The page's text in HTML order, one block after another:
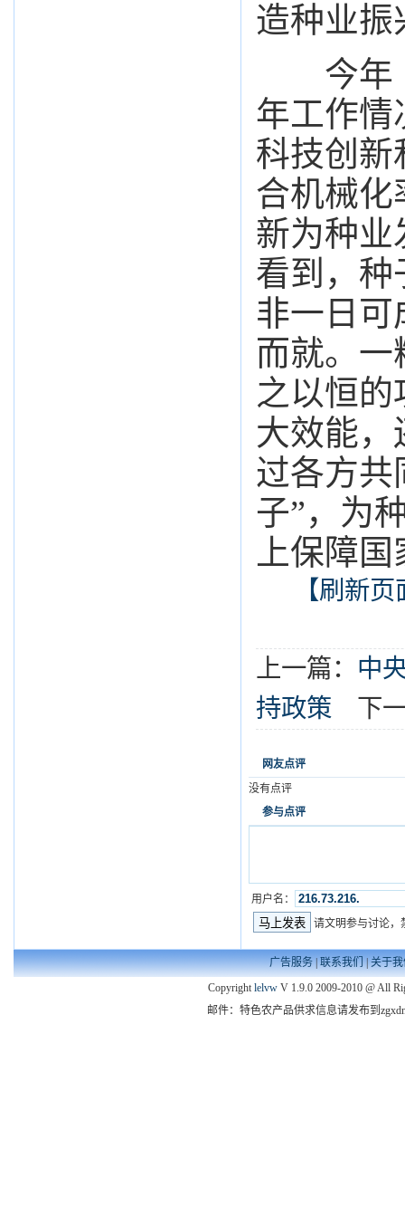
造种业振
今年《
年工作情
科技创新
合机械化
新为种业
看到，种
非一日可
而就。一
之以恒的
大效能，
过各方共
子”，为
上保障
【刷新
上一篇： 中
持政策 下
网友点评
没有点评
参与点评
用户名：
请文明参与讨论，
广告服务|联系我们|关于
Copyright lelvwV 1.9.0 2009-2010 @ All
邮件：特色农产品供求信息请发布到